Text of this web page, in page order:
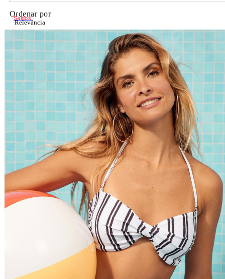
Ordenar por
Relevância
Relevância
Nome do Produto A - Z
Nome do Produto Z - A
Filtrar & Ordenar
Saldos